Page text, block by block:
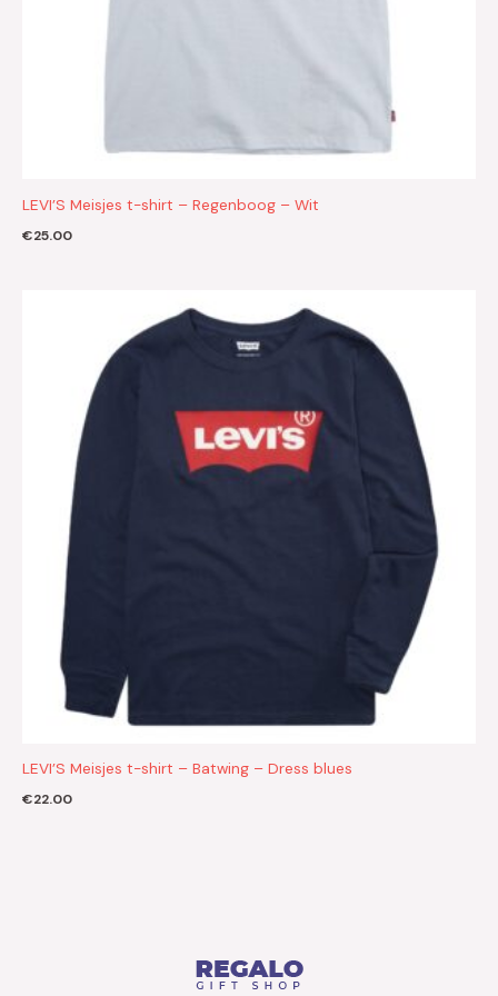
LEVI’S Meisjes t-shirt – Regenboog – Wit
€25.00
LEVI’S Meisjes t-shirt – Batwing – Dress blues
€22.00